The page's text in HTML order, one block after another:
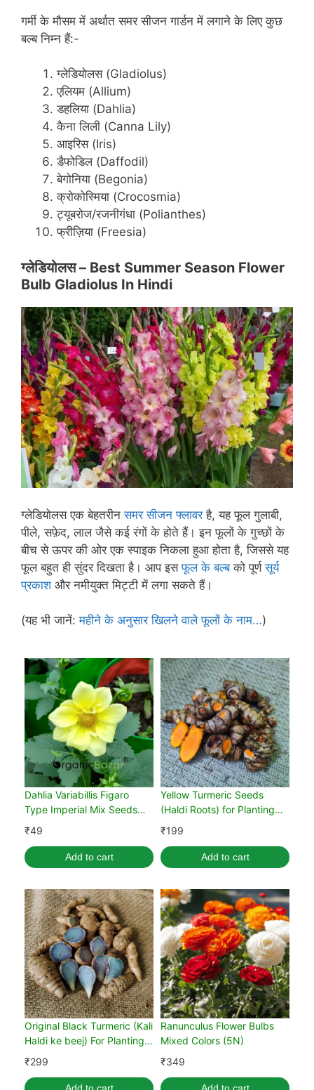
गर्मी के मौसम में अर्थात समर सीजन गार्डन में लगाने के लिए कुछ
बल्ब निम्न हैं:-
ग्लेडियोलस (Gladiolus)
एलियम (Allium)
डहलिया (Dahlia)
कैना लिली (Canna Lily)
आइरिस (Iris)
डैफोडिल (Daffodil)
बेगोनिया (Begonia)
क्रोकोस्मिया (Crocosmia)
ट्यूबरोज/रजनीगंधा (Polianthes)
फ्रीज़िया (Freesia)
ग्लेडियोलस – Best Summer Season Flower
Bulb Gladiolus In Hindi
ग्लेडियोलस एक बेहतरीनसमर सीजन फ्लावरहै, यह फूल गुलाबी,
पीले, सफ़ेद, लाल जैसे कई रंगों के होते हैं। इन फूलों के गुच्छों के
बीच से ऊपर की ओर एक स्पाइक निकला हुआ होता है, जिससे यह
फूल बहुत ही सुंदर दिखता है। आप इसफूल के बल्बको पूर्णसूर्य
प्रकाशऔर नमीयुक्त मिट्टी में लगा सकते हैं।
(यह भी जानें:महीने के अनुसार खिलने वाले फूलों के नाम…)
Dahlia Variabillis Figaro
Type Imperial Mix Seeds
(50 Seeds)
₹49
Add to cart
Yellow Turmeric Seeds
(Haldi Roots) for Planting
(400g)
₹199
Add to cart
Original Black Turmeric (Kali
Haldi ke beej) For Planting
(400g)
₹299
Ranunculus Flower Bulbs
Mixed Colors (5N)
₹349